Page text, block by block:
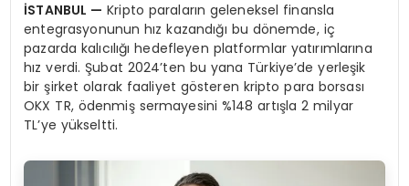
İSTANBUL — Kripto paraların geleneksel finansla
entegrasyonunun hız kazandığı bu dönemde, iç
pazarda kalıcılığı hedefleyen platformlar yatırımlarına
hız verdi. Şubat 2024’ten bu yana Türkiye’de yerleşik
bir şirket olarak faaliyet gösteren kripto para borsası
OKX TR, ödenmiş sermayesini %148 artışla 2 milyar
TL’ye yükseltti.